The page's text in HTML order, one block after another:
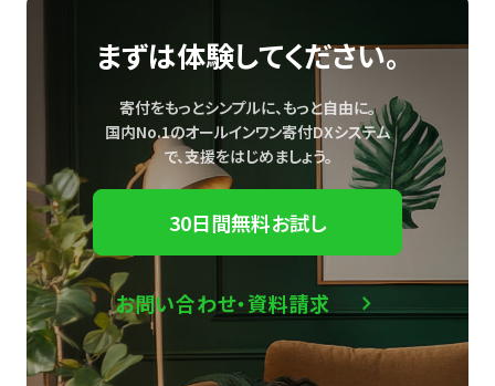
まずは体験してください。
寄付をもっとシンプルに、もっと自由に。
国内No.1のオールインワン寄付DXシステム
で、支援をはじめましょう。
30日間無料お試し
お問い合わせ・資料請求